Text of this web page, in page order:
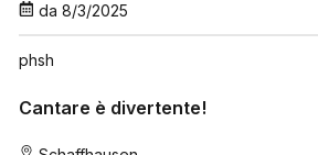
da 8/3/2025
phsh
Cantare è divertente!